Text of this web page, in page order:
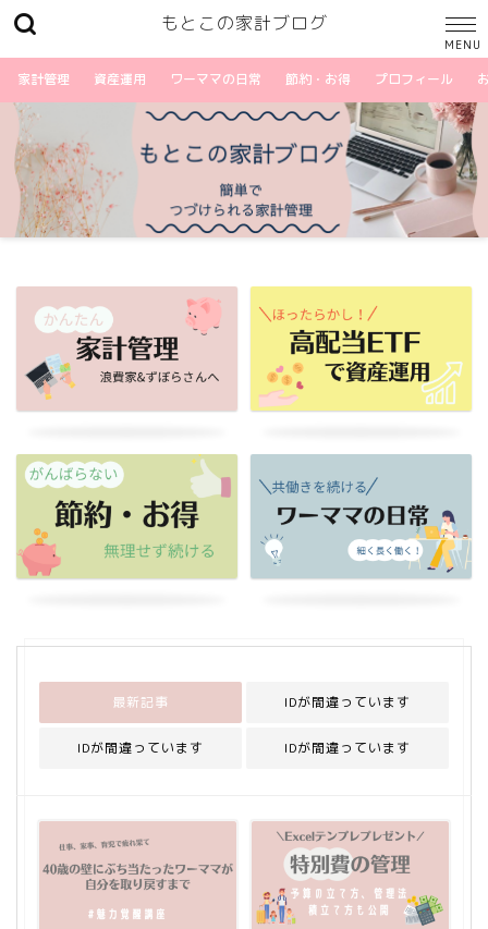
もとこの家計ブログ
家計管理 資産運用 ワーママの日常 節約・お得 プロフィール
最新記事 IDが間違っています
IDが間違っています IDが間違っています